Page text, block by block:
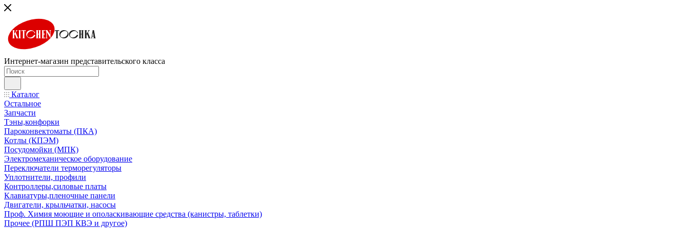
Интернет-магазин представительского класса
Каталог
Остальное
Запчасти
Тэны,конфорки
Пароконвектоматы (ПКА)
Котлы (КПЭМ)
Посудомойки (МПК)
Электромеханическое оборудование
Переключатели терморегуляторы
Уплотнители, профили
Контроллеры,силовые платы
Клавиатуры,пленочные панели
Двигатели, крыльчатки, насосы
Проф. Химия моющие и ополаскивающие средства (канистры, таблетки)
Прочее (РПШ ПЭП КВЭ и другое)